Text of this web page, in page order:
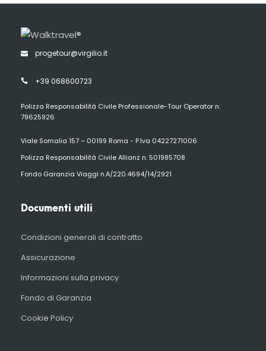
progetour@virgilio.it
+39 068600723
Polizza Responsabilità Civile Professionale-Tour Operator n.
79625926
Viale Somalia 157 – 00199 Roma - P.Iva 04227271006
Polizza Responsabilità Civile Allianz n. 501985708
Fondo Garanzia Viaggi n.A/220.4694/14/2921
Documenti utili
Condizioni generali di contratto
Assicurazione
Informazioni sulla privacy
Fondo di Garanzia
Cookie Policy